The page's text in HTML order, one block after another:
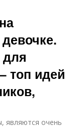
топ идей
являются очень